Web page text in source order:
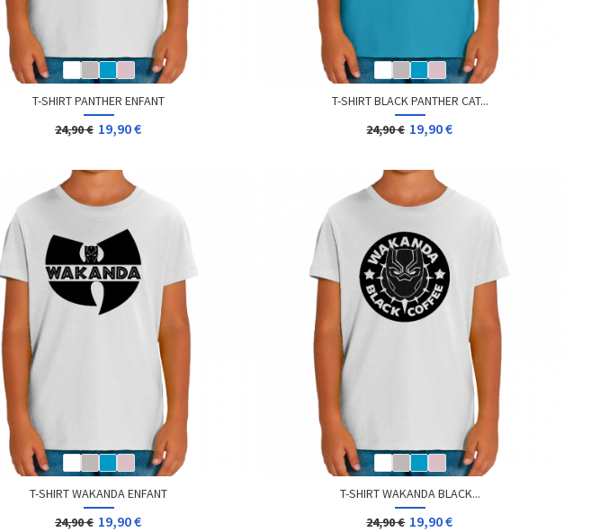
T-SHIRT PANTHER ENFANT
24,90 € 19,90 €
T-SHIRT BLACK PANTHER CAT...
24,90 € 19,90 €
T-SHIRT WAKANDA ENFANT
24,90 € 19,90 €
T-SHIRT WAKANDA BLACK...
24,90 € 19,90 €